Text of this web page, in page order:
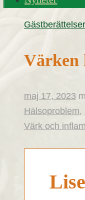
Home
Gästberättelser
Värken
maj 17, 2023
Hälsoproblem,
Värk och